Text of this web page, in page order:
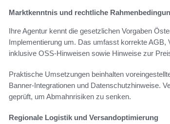
Marktkenntnis und rechtliche
Ihre Agentur kennt die gesetzlichen Vorgaben
Implementierung um. Das umfasst korrekte
inklusive OSS-Hinweisen sowie Hinweise zur
Praktische Umsetzungen beinhalten
Banner-Integrationen und Datenschutzhinweise.
geprüft, um Abmahnrisiken zu senken.
Regionale Logistik und Versandoptimierung